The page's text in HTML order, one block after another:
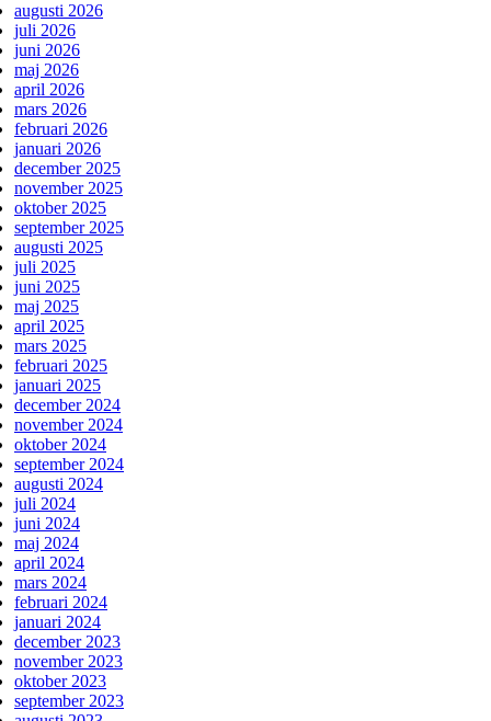
augusti 2026
juli 2026
juni 2026
maj 2026
april 2026
mars 2026
februari 2026
januari 2026
december 2025
november 2025
oktober 2025
september 2025
augusti 2025
juli 2025
juni 2025
maj 2025
april 2025
mars 2025
februari 2025
januari 2025
december 2024
november 2024
oktober 2024
september 2024
augusti 2024
juli 2024
juni 2024
maj 2024
april 2024
mars 2024
februari 2024
januari 2024
december 2023
november 2023
oktober 2023
september 2023